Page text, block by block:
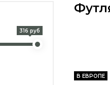
316 руб
В ЕВРОПЕ